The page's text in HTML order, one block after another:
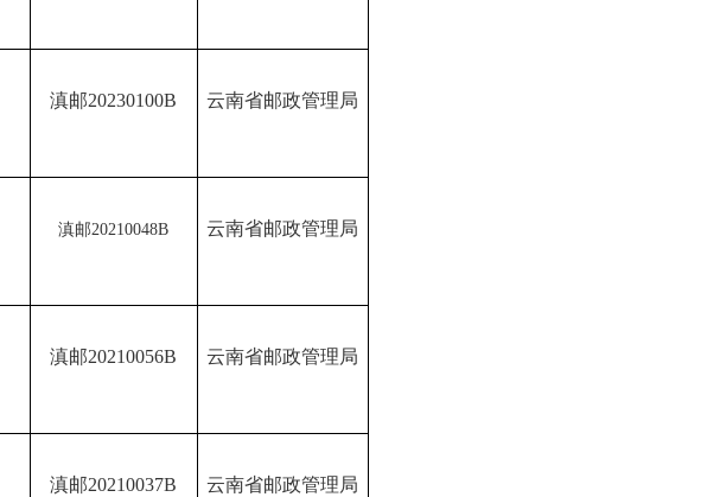
滇邮20230100B 云南省邮政管理局
滇邮20210048B 云南省邮政管理局
滇邮20210056B 云南省邮政管理局
滇邮20210037B 云南省邮政管理局